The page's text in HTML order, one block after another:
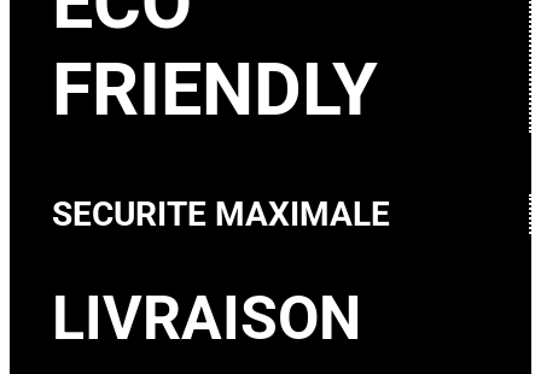
FRIENDLY
SECURITE MAXIMALE
LIVRAISON